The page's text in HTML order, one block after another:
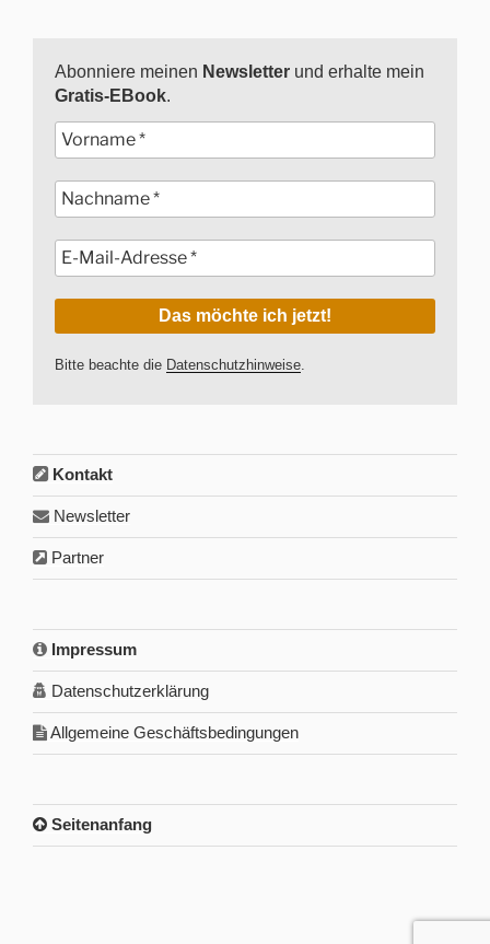
Abonniere meinen Newsletter und erhalte mein
Gratis-EBook.
Bitte beachte die Datenschutzhinweise
Kontakt
Newsletter
Partner
Impressum
Datenschutzerklärung
Allgemeine Geschäftsbedingungen
Seitenanfang